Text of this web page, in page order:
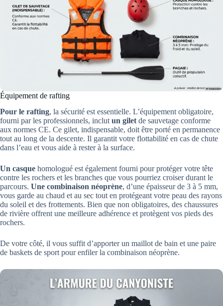
Équipement de rafting
Pour le rafting, la sécurité est essentielle. L’équipement obligatoire,
fourni par les professionnels, inclut un gilet de sauvetage conforme
aux normes CE. Ce gilet, indispensable, doit être porté en permanence
tout au long de la descente. Il garantit votre flottabilité en cas de chute
dans l’eau et vous aide à rester à la surface.
Un casque homologué est également fourni pour protéger votre tête
contre les rochers et les branches que vous pourriez croiser durant le
parcours. Une combinaison néoprène, d’une épaisseur de 3 à 5 mm,
vous garde au chaud et au sec tout en protégeant votre peau des rayons
du soleil et des frottements. Bien que non obligatoires, des chaussures
de rivière offrent une meilleure adhérence et protègent vos pieds des
rochers.
De votre côté, il vous suffit d’apporter un maillot de bain et une paire
de baskets de sport pour enfiler la combinaison néoprène.